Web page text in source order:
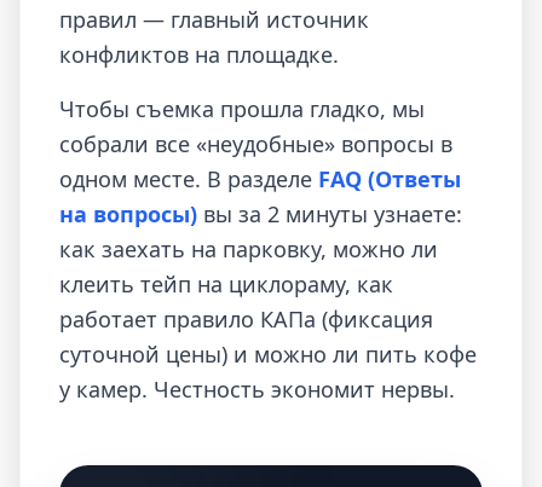
правил — главный источник
конфликтов на площадке.
Чтобы съемка прошла гладко, мы
собрали все «неудобные» вопросы в
одном месте. В разделе FAQ (Ответы
на вопросы) вы за 2 минуты узнаете:
как заехать на парковку, можно ли
клеить тейп на циклораму, как
работает правило КАПа (фиксация
суточной цены) и можно ли пить кофе
у камер. Честность экономит нервы.